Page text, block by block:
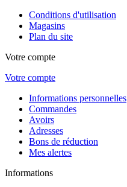
Conditions d'utilisation
Magasins
Plan du site
Votre compte
Votre compte
Informations personnelles
Commandes
Avoirs
Adresses
Bons de réduction
Mes alertes
Informations